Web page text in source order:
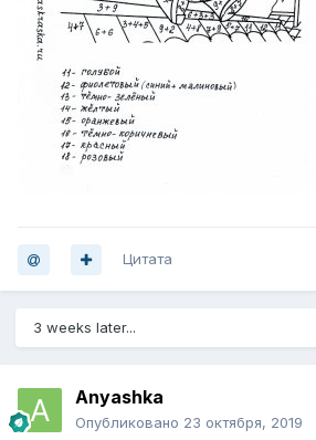
Цитата
3 weeks later...
Anyashka
Опубликовано 23 октября, 2019